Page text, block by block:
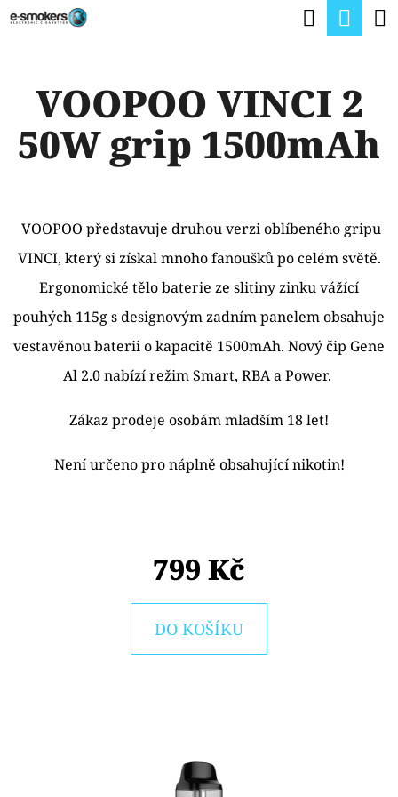
Přejít
Hledat
VOOPOO VINCI 2
50W grip 1500mAh
VOOPOO představuje druhou verzi oblíbeného gripu
VINCI, který si získal mnoho fanoušků po celém světě.
Ergonomické tělo baterie ze slitiny zinku vážící
pouhých 115g s designovým zadním panelem obsahuje
vestavěnou baterii o kapacitě 1500mAh. Nový čip Gene
Al 2.0 nabízí režim Smart, RBA a Power.
Zákaz prodeje osobám mladším 18 let!
Není určeno pro náplně obsahující nikotin!
799 Kč
DO KOŠÍKU
K
O
P
T
Ř
B
U